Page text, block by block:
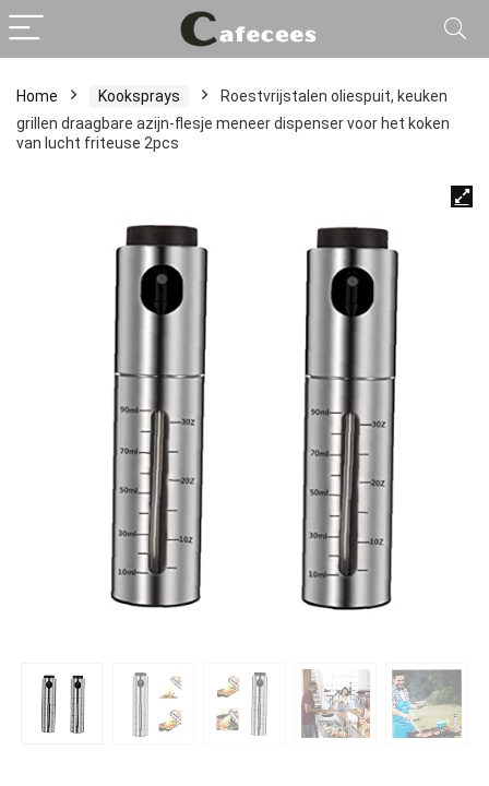
Home Kooksprays
Roestvrijstalen oliespuit, keuken
grillen draagbare azijn-flesje meneer dispenser voor het koken
van lucht friteuse 2pcs